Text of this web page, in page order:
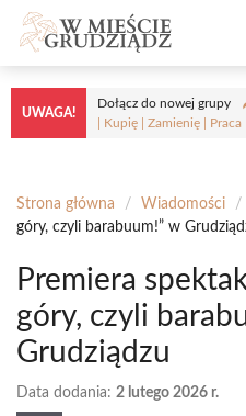
Przejdź
treści
UWAGA!
Dołącz do nowej grupy
| Kupię | Zamienię | Praca
Strona główna / Wiadomości /
góry, czyli barabuum!” w
Premiera
góry, czyli
Grudziądzu
Data dodania: 2 lutego 2026 r.